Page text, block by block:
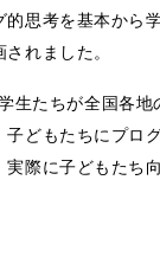
思考を基本から
れました。
たちが全国各
どもたちにプロ
際に子どもたち